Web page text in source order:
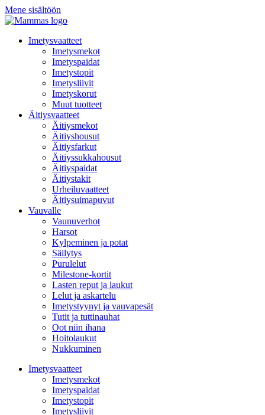
Mene sisältöön
Imetysvaatteet
Imetysmekot
Imetyspaidat
Imetystopit
Imetysliivit
Imetyskorut
Muut tuotteet
Äitiysvaatteet
Äitiysmekot
Äitiyshousut
Äitiysfarkut
Äitiyssukkahousut
Äitiyspaidat
Äitiystakit
Urheiluvaatteet
Äitiysuimapuvut
Vauvalle
Vaunuverhot
Harsot
Kylpeminen ja potat
Säilytys
Purulelut
Milestone-kortit
Lasten reput ja laukut
Lelut ja askartelu
Imetystyynyt ja vauvapesät
Tutit ja tuttinauhat
Oot niin ihana
Hoitolaukut
Nukkuminen
Imetysvaatteet
Imetysmekot
Imetyspaidat
Imetystopit
Imetysliivit